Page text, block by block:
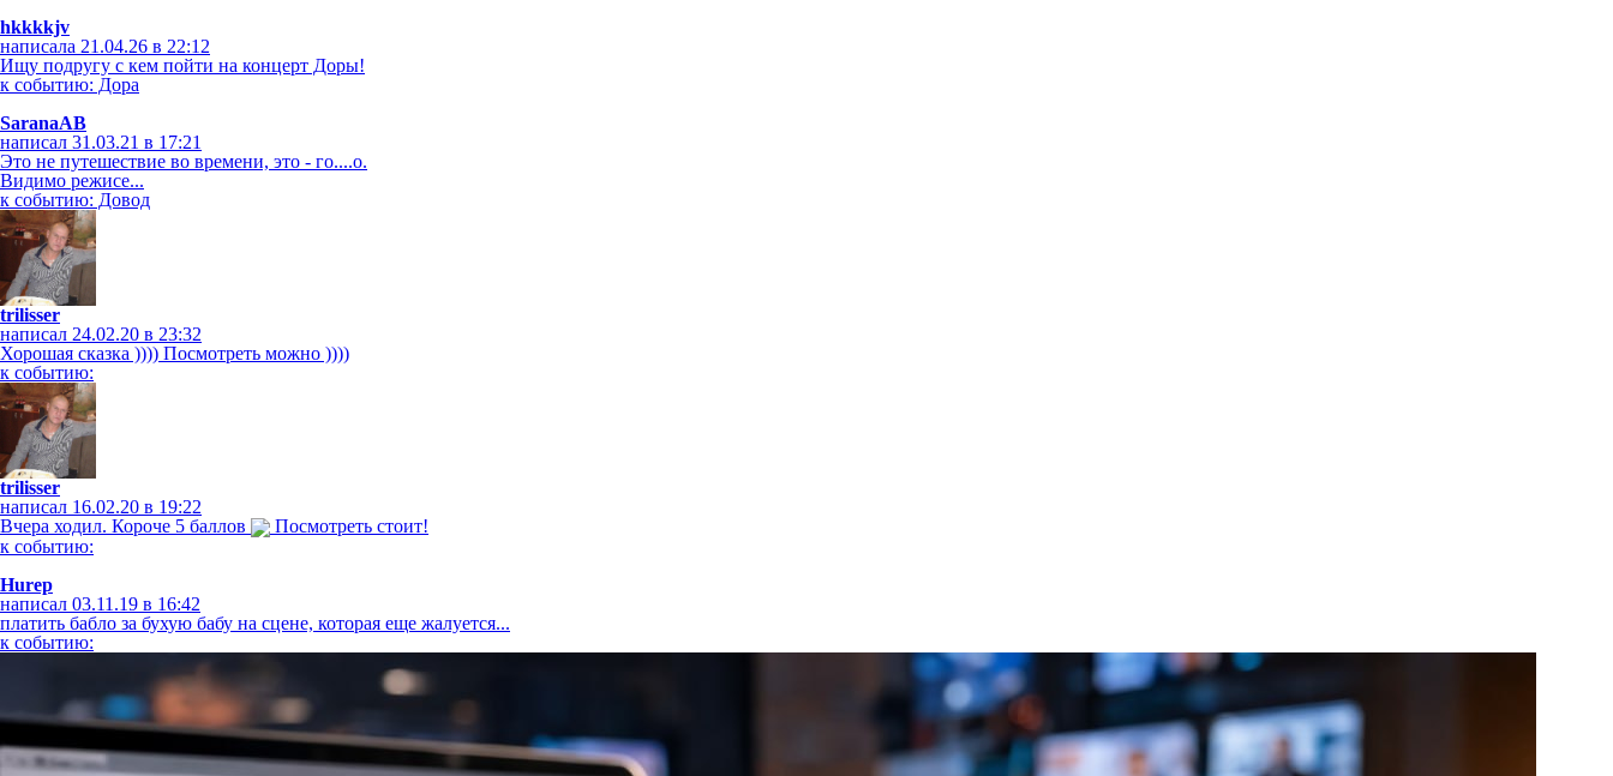
hkkkkjv
написала 21.04.26 в 22:12
Ищу подругу с кем пойти на концерт Доры!
к событию: Дора
SaranaAB
написал 31.03.21 в 17:21
Это не путешествие во времени, это - го....о.
Видимо режисе...
к событию: Довод
trilisser
написал 24.02.20 в 23:32
Хорошая сказка )))) Посмотреть можно ))))
к событию:
trilisser
написал 16.02.20 в 19:22
Вчера ходил. Короче 5 баллов
Посмотреть стоит!
к событию:
Hurep
написал 03.11.19 в 16:42
платить бабло за бухую бабу на сцене, которая еще жалуется...
к событию: